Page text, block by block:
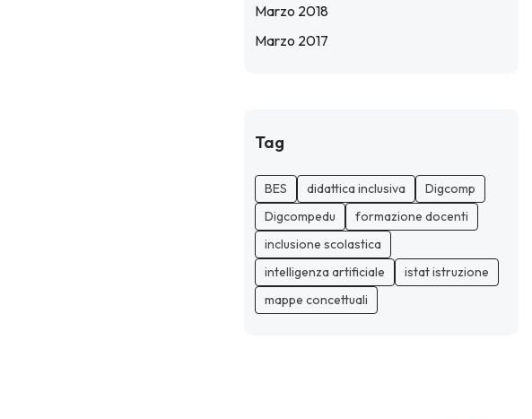
Marzo 2018
Marzo 2017
Tag
BES didattica inclusiva
Digcomp
Digcompedu
formazione docenti
inclusione scolastica
intelligenza artificiale
istat istruzione
mappe concettuali